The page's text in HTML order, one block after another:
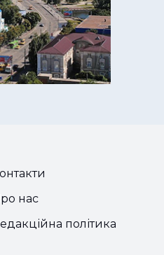
нас
політика